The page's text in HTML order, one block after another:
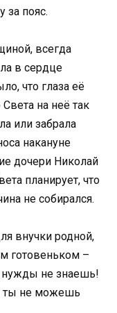
за пояс.
всегда
в сердце
что глаза её
на неё так
или забрала
накануне
дочери Николай
планирует, что
не собирался.
внучки родной,
готовеньком –
нужды не знаешь!
а ты не можешь